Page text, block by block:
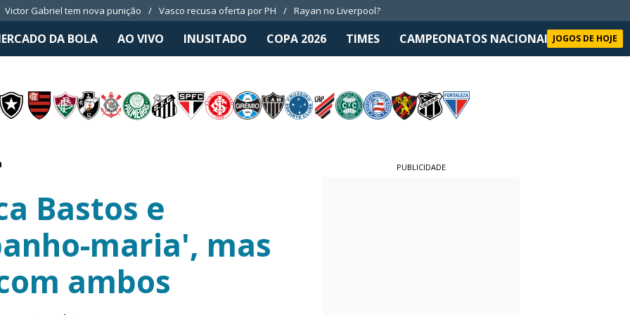
Victor Gabriel tem nova punição Vasco recusa oferta por PH Rayan no Liverpool?
DA BOLA AO VIVO INUSITADO COPA 2026 TIMES CAMPEONATOS NACIONAIS SELEÇÃO
JOGOS DE HOJE
Bastos e
maria', mas
ambos
PUBLICIDADE